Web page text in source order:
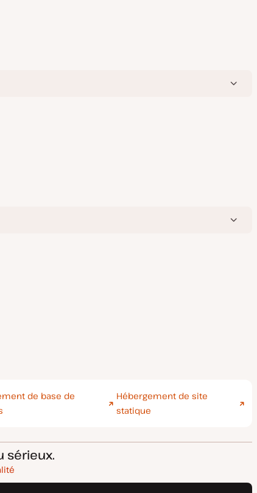
de base de
Hébergement de site
statique
sérieux.